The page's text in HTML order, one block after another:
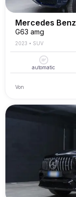
Mercedes Benz
G63 amg
2023 • SUV
automatic
Von